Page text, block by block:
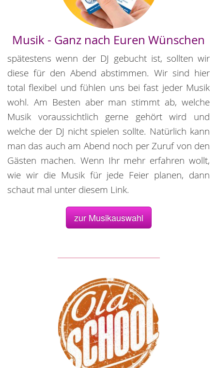
Musik - Ganz nach Euren Wünschen
spätestens wenn der DJ gebucht ist, sollten wir
diese für den Abend abstimmen. Wir sind hier
total flexibel und fühlen uns bei fast jeder Musik
wohl. Am Besten aber man stimmt ab, welche
Musik voraussichtlich gerne gehört wird und
welche der DJ nicht spielen sollte. Natürlich kann
man das auch am Abend noch per Zuruf von den
Gästen machen. Wenn Ihr mehr erfahren wollt,
wie wir die Musik für jede Feier planen, dann
schaut mal unter diesem Link.
zur Musikauswahl